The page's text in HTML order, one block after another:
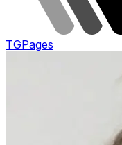
TGPages